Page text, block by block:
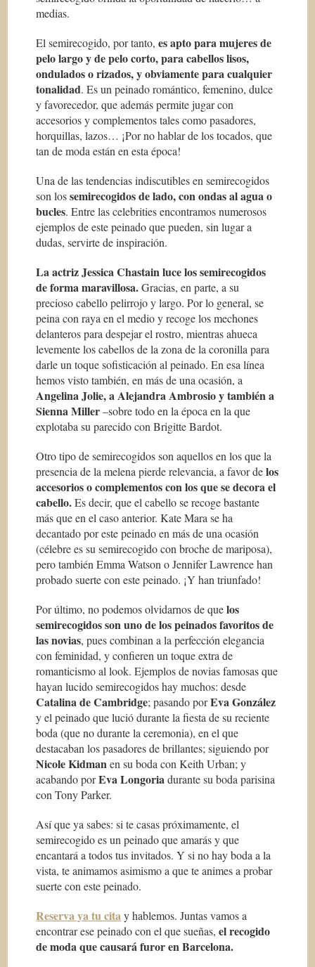
medias.
El semirecogido, por tanto,es apto para mujeres de
pelo largo y de pelo corto, para cabellos lisos,
ondulados o rizados, y obviamente para cualquier
tonalidad. Es un peinado romántico, femenino, dulce
y favorecedor, que además permite jugar con
accesorios y complementos tales como pasadores,
horquillas, lazos… ¡Por no hablar de los tocados, que
tan de moda están en esta época!
Una de las tendencias indiscutibles en semirecogidos
son lossemirecogidos de lado, con ondas al agua o
bucles. Entre las celebrities encontramos numerosos
ejemplos de este peinado que pueden, sin lugar a
dudas, servirte de inspiración.
La actriz Jessica Chastain luce los semirecogidos
de forma maravillosa.Gracias, en parte, a su
precioso cabello pelirrojo y largo. Por lo general, se
peina con raya en el medio y recoge los mechones
delanteros para despejar el rostro, mientras ahueca
levemente los cabellos de la zona de la coronilla para
darle un toque sofisticación al peinado. En esa línea
hemos visto también, en más de una ocasión, a
Angelina Jolie, a Alejandra Ambrosio y también a
Sienna Miller–sobre todo en la época en la que
explotaba su parecido con Brigitte Bardot.
Otro tipo de semirecogidos son aquellos en los que la
presencia de la melena pierde relevancia, a favor delos
accesorios o complementos con los que se decora el
cabello.Es decir, que el cabello se recoge bastante
más que en el caso anterior. Kate Mara se ha
decantado por este peinado en más de una ocasión
(célebre es su semirecogido con broche de mariposa),
pero también Emma Watson o Jennifer Lawrence han
probado suerte con este peinado. ¡Y han triunfado!
Por último, no podemos olvidarnos de quelos
semirecogidos son uno de los peinados favoritos de
las novias, pues combinan a la perfección elegancia
con feminidad, y confieren un toque extra de
romanticismo al look. Ejemplos de novias famosas que
hayan lucido semirecogidos hay muchos: desde
Catalina de Cambridge; pasando porEva González
y el peinado que lució durante la fiesta de su reciente
boda (que no durante la ceremonia), en el que
destacaban los pasadores de brillantes; siguiendo por
Nicole Kidmanen su boda con Keith Urban; y
acabando porEva Longoriadurante su boda parisina
con Tony Parker.
Así que ya sabes: si te casas próximamente, el
semirecogido es un peinado que amarás y que
encantará a todos tus invitados. Y si no hay boda a la
vista, te animamos asimismo a que te animes a probar
suerte con este peinado.
Reserva ya tu citay hablemos. Juntas vamos a
encontrar ese peinado con el que sueñas, el recogido
de moda que causará furor en Barcelona.